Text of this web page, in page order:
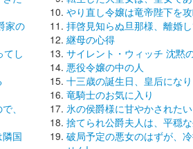
家の
てし
、
国
やり直し令嬢は竜帝陛下を
拝啓見知らぬ旦那様、離婚
継母の心得
サイレント・ウィッチ 沈黙
悪役令嬢の中の人
十三歳の誕生日、皇后になり
竜騎士のお気に入り
氷の侯爵様に甘やかされた
捨てられ公爵夫人は、平穏
破局予定の悪女のはずが、